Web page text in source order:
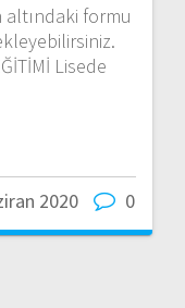
altındaki formu
Lisede
2020 0